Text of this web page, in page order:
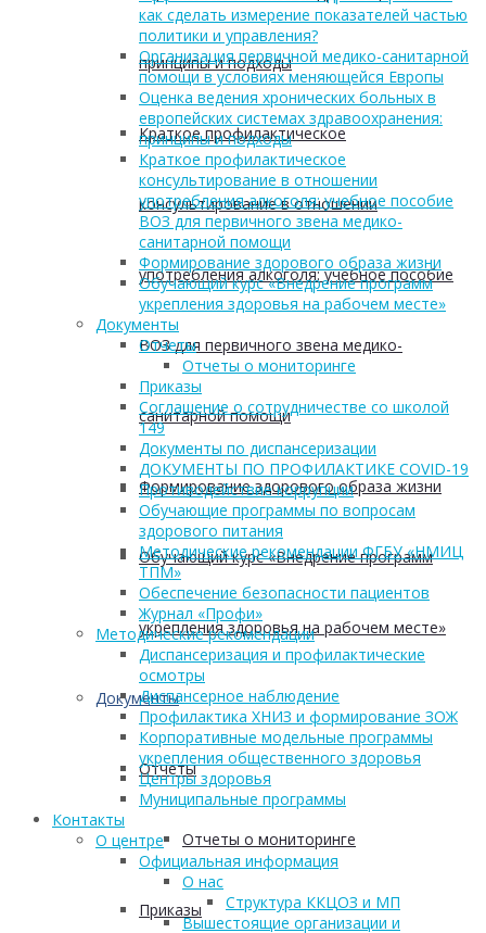
принципы и подходы
Краткое профилактическое
консультирование в отношении
употребления алкоголя: учебное пособие
ВОЗ для первичного звена медико-
санитарной помощи
Формирование здорового образа жизни
Обучающий курс «Внедрение программ
укрепления здоровья на рабочем месте»
Документы
Отчеты
Отчеты о мониторинге
Приказы
как сделать измерение показателей частью
политики и управления?
Организация первичной медико-санитарной
помощи в условиях меняющейся Европы
Оценка ведения хронических больных в
европейских системах здравоохранения:
принципы и подходы
Краткое профилактическое
консультирование в отношении
употребления алкоголя: учебное пособие
ВОЗ для первичного звена медико-
санитарной помощи
Формирование здорового образа жизни
Обучающий курс «Внедрение программ
укрепления здоровья на рабочем месте»
Документы
Отчеты
Отчеты о мониторинге
Приказы
Соглашение о сотрудничестве со школой
149
Документы по диспансеризации
ДОКУМЕНТЫ ПО ПРОФИЛАКТИКЕ COVID-19
Противодействие коррупции
Обучающие программы по вопросам
здорового питания
Методические рекомендации ФГБУ «НМИЦ
ТПМ»
Обеспечение безопасности пациентов
Журнал «Профи»
Методические рекомендации
Диспансеризация и профилактические
осмотры
Диспансерное наблюдение
Профилактика ХНИЗ и формирование ЗОЖ
Корпоративные модельные программы
укрепления общественного здоровья
Центры здоровья
Муниципальные программы
Контакты
О центре
Официальная информация
О нас
Структура ККЦОЗ и МП
Вышестоящие организации и